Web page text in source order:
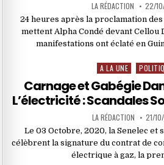
LA RÉDACTION 22/
24 heures après la proclamation
mettent Alpha Condé devant Cellou
manifestations ont éclaté en
Posted
in
A LA UNE
Carnage et Gabégie
L’électricité : Scandales
LA RÉDACTION 21/
Le 03 Octobre, 2020, la Senelec et
célèbrent la signature du contrat de
électrique à gaz, la